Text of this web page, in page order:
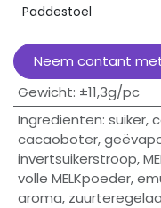
Paddestoel
Neem contant
Gewicht: ±11,3g/pc
Ingredienten: suiker,
cacaoboter,
invertsuikerstroop,
volle MELKpoeder,
aroma,